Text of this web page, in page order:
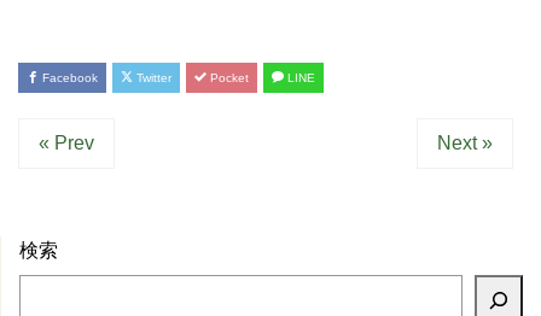
Facebook Twitter Pocket LINE
« Prev Next »
検索